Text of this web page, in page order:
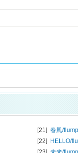
[21] 春風/
[22] HELLO/